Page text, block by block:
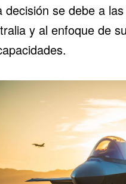
decisión se debe a
y al enfoque de